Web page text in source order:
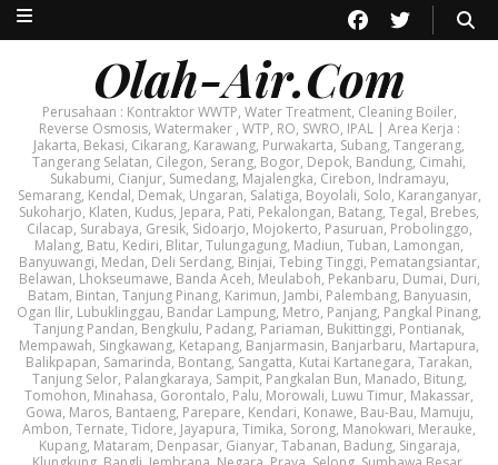
Olah-Air.Com
Perusahaan : Kontraktor WWTP, Water Treatment, Cleaning Boiler,
Reverse Osmosis, Watermaker , WTP, RO, SWRO, IPAL | Area Kerja :
Jakarta, Bekasi, Cikarang, Karawang, Purwakarta, Subang, Tangerang,
Tangerang Selatan, Cilegon, Serang, Bogor, Depok, Bandung, Cimahi,
Sukabumi, Cianjur, Sumedang, Majalengka, Cirebon, Indramayu,
Semarang, Kendal, Demak, Ungaran, Salatiga, Boyolali, Solo, Karanganyar,
Sukoharjo, Klaten, Kudus, Jepara, Pati, Pekalongan, Batang, Tegal, Brebes,
Cilacap, Surabaya, Gresik, Sidoarjo, Mojokerto, Pasuruan, Probolinggo,
Malang, Batu, Kediri, Blitar, Tulungagung, Madiun, Tuban, Lamongan,
Banyuwangi, Medan, Deli Serdang, Binjai, Tebing Tinggi, Pematangsiantar,
Belawan, Lhokseumawe, Banda Aceh, Meulaboh, Pekanbaru, Dumai, Duri,
Batam, Bintan, Tanjung Pinang, Karimun, Jambi, Palembang, Banyuasin,
Ogan Ilir, Lubuklinggau, Bandar Lampung, Metro, Panjang, Pangkal Pinang,
Tanjung Pandan, Bengkulu, Padang, Pariaman, Bukittinggi, Pontianak,
Mempawah, Singkawang, Ketapang, Banjarmasin, Banjarbaru, Martapura,
Balikpapan, Samarinda, Bontang, Sangatta, Kutai Kartanegara, Tarakan,
Tanjung Selor, Palangkaraya, Sampit, Pangkalan Bun, Manado, Bitung,
Tomohon, Minahasa, Gorontalo, Palu, Morowali, Luwu Timur, Makassar,
Gowa, Maros, Bantaeng, Parepare, Kendari, Konawe, Bau-Bau, Mamuju,
Ambon, Ternate, Tidore, Jayapura, Timika, Sorong, Manokwari, Merauke,
Kupang, Mataram, Denpasar, Gianyar, Tabanan, Badung, Singaraja,